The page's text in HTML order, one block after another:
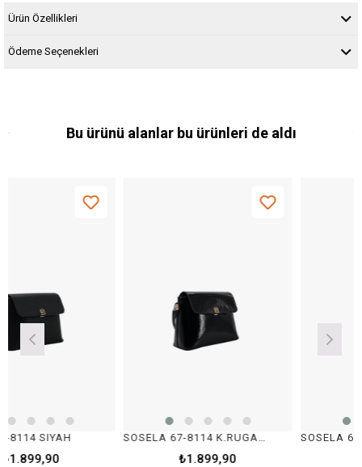
Ürün Özellikleri
Ödeme Seçenekleri
Bu ürünü alanlar bu ürünleri de aldı
SOSELA 67-8114 K.RUGAN SİYAH
₺1.899,90
SOSELA 67-8114